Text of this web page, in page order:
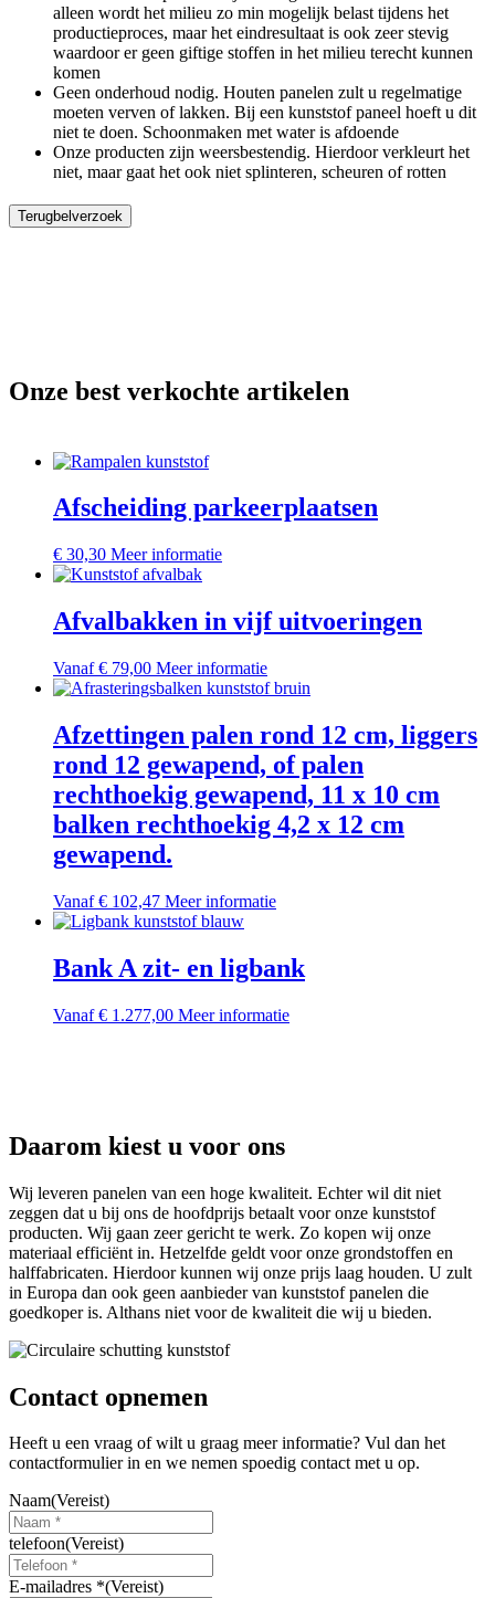
alleen wordt het milieu zo min mogelijk belast tijdens het
productieproces, maar het eindresultaat is ook zeer stevig
waardoor er geen giftige stoffen in het milieu terecht kunnen
komen
Geen onderhoud nodig. Houten panelen zult u regelmatige
moeten verven of lakken. Bij een kunststof paneel hoeft u dit
niet te doen. Schoonmaken met water is afdoende
Onze producten zijn weersbestendig. Hierdoor verkleurt het
niet, maar gaat het ook niet splinteren, scheuren of rotten
Terugbelverzoek
Onze best verkochte artikelen
Afscheiding parkeerplaatsen
€ 30,30 Meer informatieDit
meerdere
variaties.
optie
kan
worden
op
de
productpagina
Afvalbakken in vijf uitvoeringen
Vanaf € 79,00 Meer informatieDit
product
meerdere
variaties.
Deze
kan
gekozen
productpagina
Afzettingen palen rond 12 cm, liggers
rond 12 gewapend, of palen
rechthoekig gewapend, 11 x 10 cm
balken rechthoekig 4,2 x 12 cm
gewapend.
Vanaf € 102,47 Meer informatieDit
meerdere
variaties.
optie
productpagina
Bank A zit- en ligbank
Vanaf € 1.277,00 Meer informatieDit
worden
op
de
productpagina
Daarom kiest u voor ons
Wij leveren panelen van een hoge kwaliteit. Echter wil dit niet
zeggen dat u bij ons de hoofdprijs betaalt voor onze kunststof
producten. Wij gaan zeer gericht te werk. Zo kopen wij onze
materiaal efficiënt in. Hetzelfde geldt voor onze grondstoffen en
halffabricaten. Hierdoor kunnen wij onze prijs laag houden. U zult
in Europa dan ook geen aanbieder van kunststof panelen die
goedkoper is. Althans niet voor de kwaliteit die wij u bieden.
Contact opnemen
Heeft u een vraag of wilt u graag meer informatie? Vul dan het
contactformulier in en we nemen spoedig contact met u op.
Naam(Vereist)
telefoon(Vereist)
E-mailadres *(Vereist)